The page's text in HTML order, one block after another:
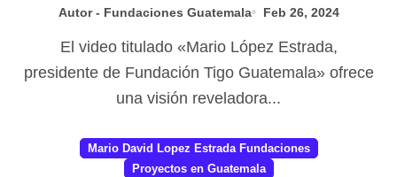
Tigo
Autor - Fundaciones Guatemala Feb 26, 2024
El video titulado «Mario López Estrada,
presidente de Fundación Tigo Guatemala» ofrece
una visión reveladora...
Mario David Lopez Estrada Fundaciones
Proyectos en Guatemala